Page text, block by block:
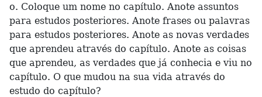
o. Coloque um nome no capítulo. Anote assuntos
para estudos posteriores. Anote frases ou palavras
para estudos posteriores. Anote as novas verdades
que aprendeu através do capítulo. Anote as coisas
que aprendeu, as verdades que já conhecia e viu no
capítulo. O que mudou na sua vida através do
estudo do capítulo?